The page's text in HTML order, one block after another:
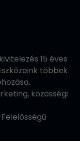
15 éves
többek
közösségi